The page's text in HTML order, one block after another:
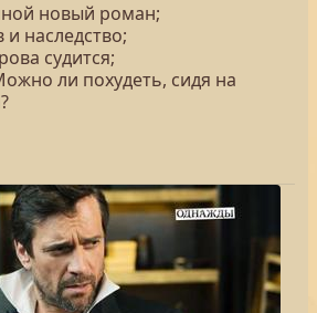
новый роман;
наследство;
судится;
ли похудеть, сидя на